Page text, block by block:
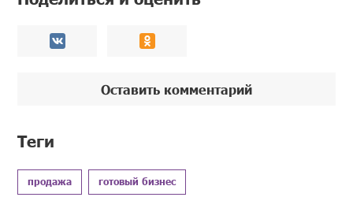
Оставить комментарий
Теги
продажа готовый бизнес